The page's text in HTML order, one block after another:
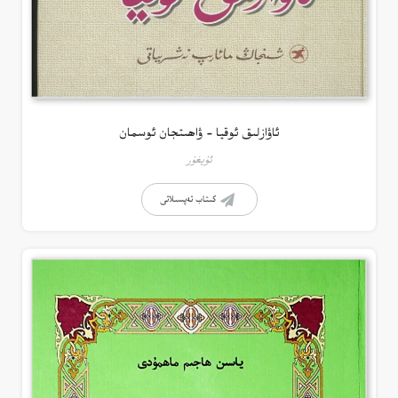
ئاۋازلىق ئوقيا – ۋاھىتجان ئوسمان
ئۇيغۇر
كىتاب تەپسىلاتى